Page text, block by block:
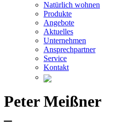
Natürlich wohnen
Produkte
Angebote
Aktuelles
Unternehmen
Ansprechpartner
Service
Kontakt
Peter Meißner
–